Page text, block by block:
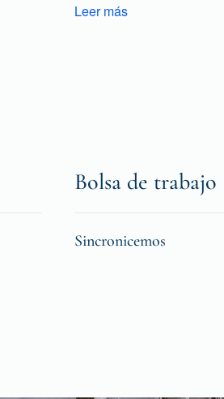
Leer más
Bolsa de trabajo
Sincronicemos